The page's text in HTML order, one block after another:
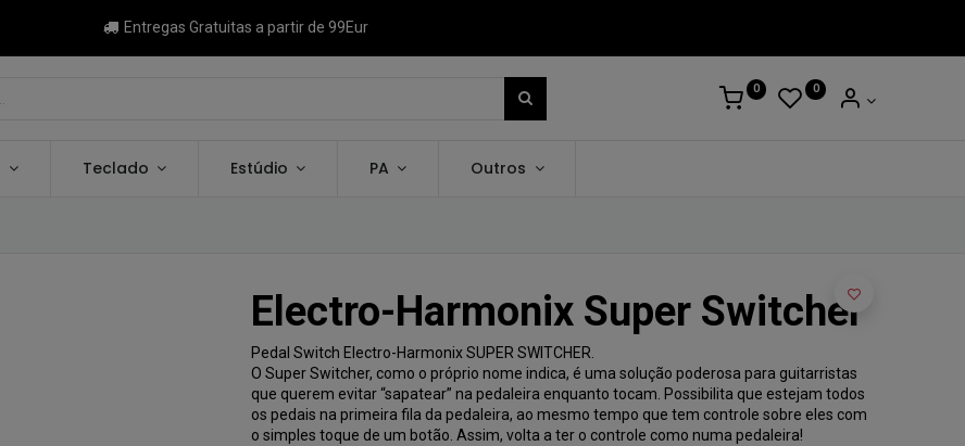
Entregas Gratuitas a partir de 99Eur
0 0
Teclado Estúdio PA Outros
Electro-Harmonix Super Switcher
Pedal Switch Electro-Harmonix SUPER SWITCHER.
O Super Switcher, como o próprio nome indica, é uma solução poderosa para guitarristas
que querem evitar “sapatear” na pedaleira enquanto tocam. Possibilita que estejam todos
os pedais na primeira fila da pedaleira, ao mesmo tempo que tem controle sobre eles com
o simples toque de um botão. Assim, volta a ter o controle como numa pedaleira!